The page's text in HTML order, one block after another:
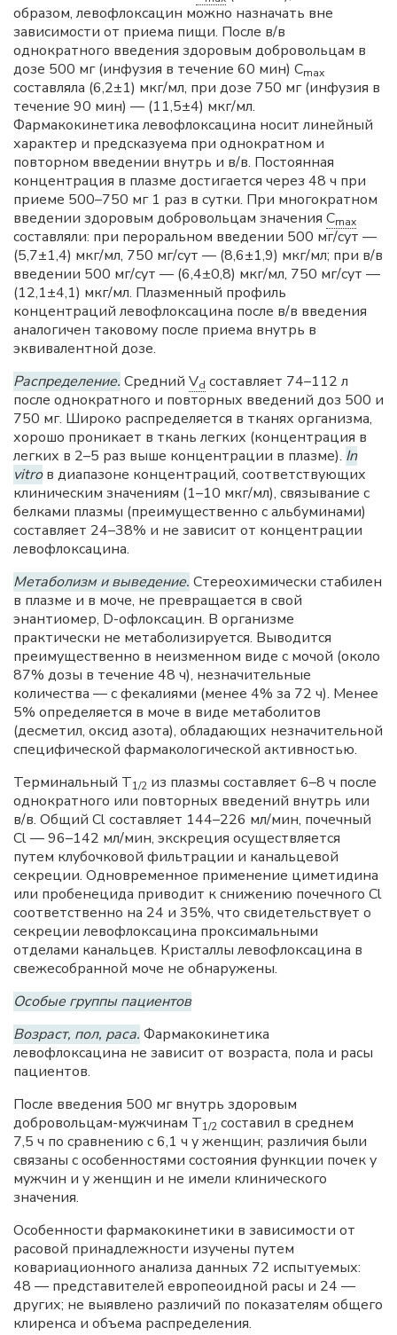
образом, левофлоксацин можно назначать вне
зависимости от приема пищи. После в/в
однократного введения здоровым добровольцам в
дозе 500 мг (инфузия в течение 60 мин) Сmax
составляла (6,2±1) мкг/мл, при дозе 750 мг (инфузия в
течение 90 мин) — (11,5±4) мкг/мл.
Фармакокинетика левофлоксацина носит линейный
характер и предсказуема при однократном и
повторном введении внутрь и в/в. Постоянная
концентрация в плазме достигается через 48 ч при
приеме 500–750 мг 1 раз в сутки. При многократном
введении здоровым добровольцам значения Cmax
составляли: при пероральном введении 500 мг/сут —
(5,7±1,4) мкг/мл, 750 мг/сут — (8,6±1,9) мкг/мл; при в/в
введении 500 мг/сут — (6,4±0,8) мкг/мл, 750 мг/сут —
(12,1±4,1) мкг/мл. Плазменный профиль
концентраций левофлоксацина после в/в введения
аналогичен таковому после приема внутрь в
эквивалентной дозе.
Распределение. Средний Vd составляет 74–112 л
после однократного и повторных введений доз 500 и
750 мг. Широко распределяется в тканях организма,
хорошо проникает в ткань легких (концентрация в
легких в 2–5 раз выше концентрации в плазме). In
vitroв диапазоне концентраций, соответствующих
клиническим значениям (1–10 мкг/мл), связывание с
белками плазмы (преимущественно с альбуминами)
составляет 24–38% и не зависит от концентрации
левофлоксацина.
Метаболизм и выведение. Стереохимически стабилен
в плазме и в моче, не превращается в свой
энантиомер, D-офлоксацин. В организме
практически не метаболизируется. Выводится
преимущественно в неизменном виде с мочой (около
87% дозы в течение 48 ч), незначительные
количества — с фекалиями (менее 4% за 72 ч). Менее
5% определяется в моче в виде метаболитов
(десметил, оксид азота), обладающих незначительной
специфической фармакологической активностью.
Терминальный Т1/2 из плазмы составляет 6–8 ч после
однократного или повторных введений внутрь или
в/в. Общий Cl составляет 144–226 мл/мин, почечный
Cl — 96–142 мл/мин, экскреция осуществляется
путем клубочковой фильтрации и канальцевой
секреции. Одновременное применение циметидина
или пробенецида приводит к снижению почечного Cl
соответственно на 24 и 35%, что свидетельствует о
секреции левофлоксацина проксимальными
отделами канальцев. Кристаллы левофлоксацина в
свежесобранной моче не обнаружены.
Особые группы пациентов
Возраст, пол, раса. Фармакокинетика
левофлоксацина не зависит от возраста, пола и расы
пациентов.
После введения 500 мг внутрь здоровым
добровольцам-мужчинам Т1/2 составил в среднем
7,5 ч по сравнению с 6,1 ч у женщин; различия были
связаны с особенностями состояния функции почек у
мужчин и у женщин и не имели клинического
значения.
Особенности фармакокинетики в зависимости от
расовой принадлежности изучены путем
ковариационного анализа данных 72 испытуемых:
48 — представителей европеоидной расы и 24 —
других; не выявлено различий по показателям общего
клиренса и объема распределения.